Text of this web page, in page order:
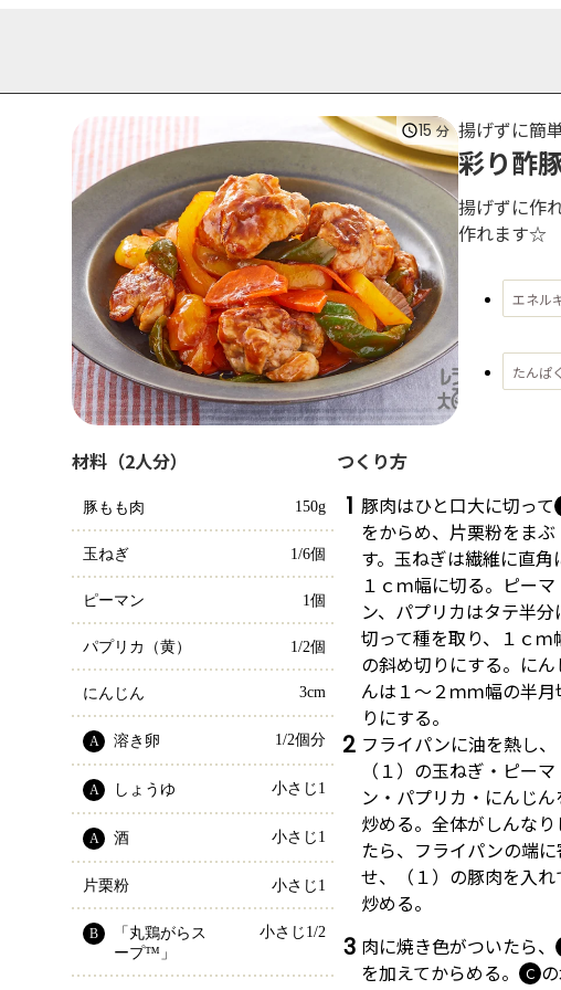
15 分 揚げずに簡
彩り酢
揚げずに作
作れます☆
エネル
たんぱ
材料（2人分）
豚もも肉 150g
玉ねぎ 1/6個
ピーマン 1個
パプリカ（黄） 1/2個
にんじん 3cm
A 溶き卵 1/2個分
A しょうゆ 小さじ1
A 酒 小さじ1
片栗粉 小さじ1
B
「丸鶏がらス
ープ™」
小さじ1/2
つくり方
1 豚肉はひと口大に切って
をからめ、片栗粉をまぶ
す。玉ねぎは繊維に直角
１ｃｍ幅に切る。ピーマ
ン、パプリカはタテ半分
切って種を取り、１ｃｍ
の斜め切りにする。にん
んは１～２ｍｍ幅の半月
りにする。
2 フライパンに油を熱し、
（１）の玉ねぎ・ピーマ
ン・パプリカ・にんじん
炒める。全体がしんなり
たら、フライパンの端に
せ、（１）の豚肉を入れ
炒める。
3 肉に焼き色がついたら、
を加えてからめる。 Ｃ